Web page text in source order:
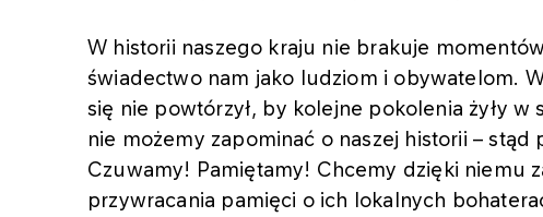
W historii naszego kraju nie brakuje
świadectwo nam jako ludziom i obywatelom.
się nie powtórzył, by kolejne pokolenia żyły
nie możemy zapominać o naszej historii –
Czuwamy! Pamiętamy! Chcemy dzięki niemu
przywracania pamięci o ich lokalnych